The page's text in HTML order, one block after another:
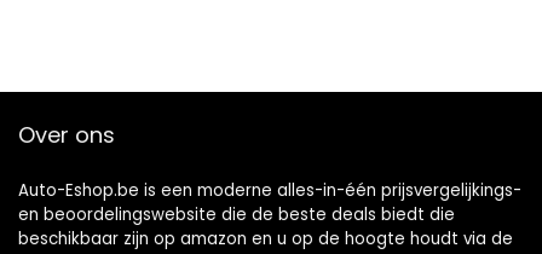
Over ons
Auto-Eshop.be is een moderne alles-in-één prijsvergelijkings-
en beoordelingswebsite die de beste deals biedt die
beschikbaar zijn op amazon en u op de hoogte houdt via de